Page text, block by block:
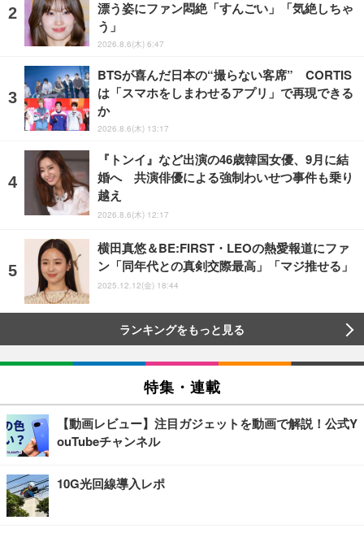
漂う姿にファン悶絶「すんごい」「気絶しちゃ
う」
2026.8.6(木) 6:47
BTSが喜んだ日本の“撮らない客席” CORTIS
は「スマホをしまわせるアプリ」で再現できる
か
2026.8.6(木) 13:17
『トンイ』など出演の46歳韓国女優、9月に結
婚へ 共演俳優による強制わいせつ事件も乗り
越え
2026.8.6(木) 12:17
横田真悠＆BE:FIRST・LEOの熱愛報道にファ
ン「同年代との真剣交際最高」「マジ推せる」
2025.12.12(金) 18:44
ランキングをもっと見る
特集・連載
【動画レビュー】注目ガジェットを動画で解説！公式Y
ouTubeチャンネル
10G光回線導入レポ